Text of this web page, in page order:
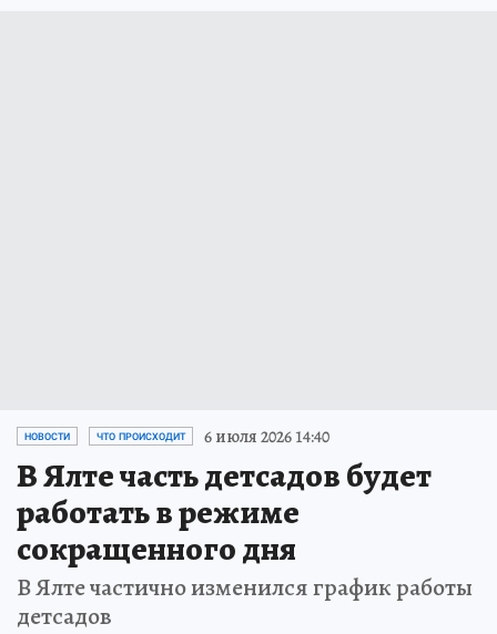
НОВОСТИ ЧТО ПРОИСХОДИТ 6 июля 2026 14:40
В Ялте часть детсадов будет
работать в режиме
сокращенного дня
В Ялте частично изменился график работы
детсадов